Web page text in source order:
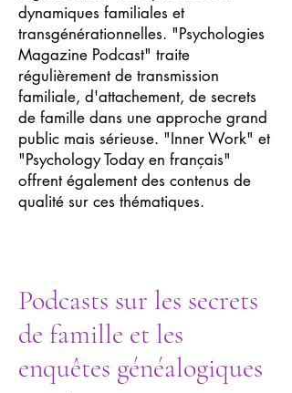
dynamiques familiales et
transgénérationnelles. "Psychologies
Magazine Podcast" traite
régulièrement de transmission
familiale, d'attachement, de secrets
de famille dans une approche grand
public mais sérieuse. "Inner Work" et
"Psychology Today en français"
offrent également des contenus de
qualité sur ces thématiques.
Podcasts sur les secrets
de famille et les
enquêtes généalogiques